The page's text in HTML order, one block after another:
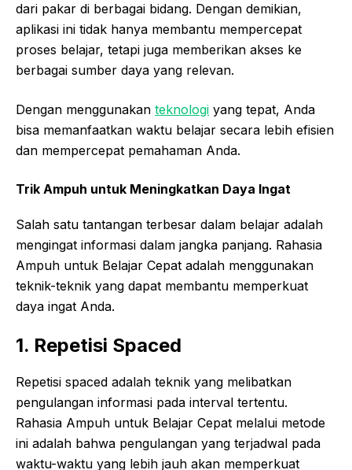
dari pakar di berbagai bidang. Dengan demikian,
aplikasi ini tidak hanya membantu mempercepat
proses belajar, tetapi juga memberikan akses ke
berbagai sumber daya yang relevan.
Dengan menggunakan teknologi yang tepat, Anda
bisa memanfaatkan waktu belajar secara lebih efisien
dan mempercepat pemahaman Anda.
Trik Ampuh untuk Meningkatkan Daya Ingat
Salah satu tantangan terbesar dalam belajar adalah
mengingat informasi dalam jangka panjang. Rahasia
Ampuh untuk Belajar Cepat adalah menggunakan
teknik-teknik yang dapat membantu memperkuat
daya ingat Anda.
1. Repetisi Spaced
Repetisi spaced adalah teknik yang melibatkan
pengulangan informasi pada interval tertentu.
Rahasia Ampuh untuk Belajar Cepat melalui metode
ini adalah bahwa pengulangan yang terjadwal pada
waktu-waktu yang lebih jauh akan memperkuat